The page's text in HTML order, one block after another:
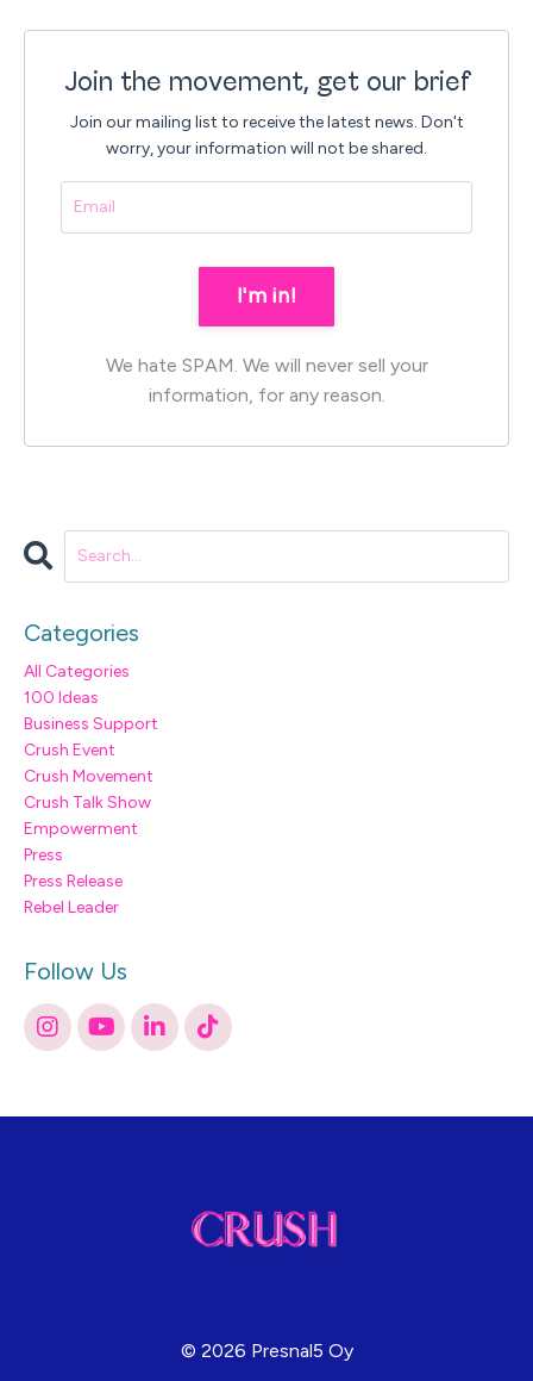
Join the movement, get our brief
Join our mailing list to receive the latest news. Don't
worry, your information will not be shared.
I'm in!
We hate SPAM. We will never sell your
information, for any reason.
Categories
All Categories
100 Ideas
Business Support
Crush Event
Crush Movement
Crush Talk Show
Empowerment
Press
Press Release
Rebel Leader
Follow Us
© 2026 Presnal5 Oy